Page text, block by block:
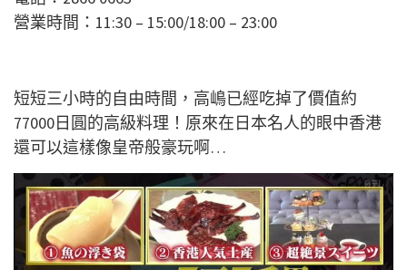
營業時間：11:30 – 15:00/18:00 – 23:00
短短三小時的自由時間，高嶋已經吃掉了價值約
77000日圓的高級料理！原來在日本名人的眼中香港
還可以這樣像皇帝般豪玩啊…